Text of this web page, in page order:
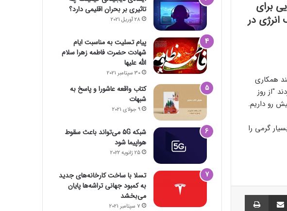
برای
در
همکاری
"از روز
رو داریم.
گرمی را
اشتراک گذاری با ایمیل
تاثیری بر بحران اقلیمی دارد؟
28 آوریل 2021
پیام تسلیت به مناسبت ایام
شهادت حضرت فاطمه زهرا سلام
الله علیها
30 سپتامبر 2021
کتاب واقعه عاشورا و پاسخ به
شبهات
9 جولای 2021
شبکه 5G می‌تواند باعث سقوط
هواپیما شود
25 ژانویه 2022
تسلا با ساخت کارخانه‌های جدید
به کمبود جهانی تراشه‌ها پایان
می‌بخشد
7 سپتامبر 2021